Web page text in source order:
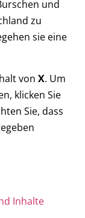
und
zu
sie eine
von X. Um
klicken Sie
Sie, dass
Inhalte